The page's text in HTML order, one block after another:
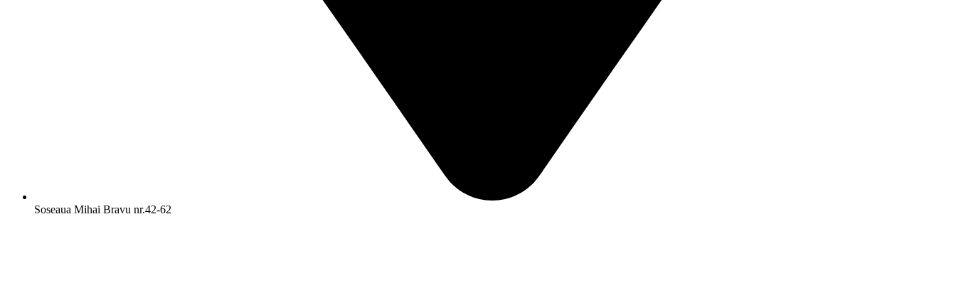
Soseaua Mihai Bravu nr.42-62